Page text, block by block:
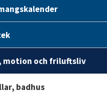
och friluftsliv
badhus